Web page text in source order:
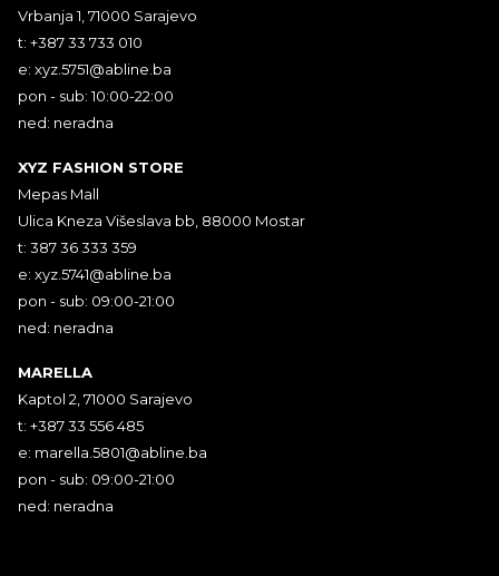
Vrbanja 1, 71000 Sarajevo
t: +387 33 733 010
e: xyz.5751@abline.ba
pon - sub: 10:00-22:00
ned: neradna
XYZ FASHION STORE
Mepas Mall
Ulica Kneza Višeslava bb, 88000 Mostar
t: 387 36 333 359
e: xyz.5741@abline.ba
pon - sub: 09:00-21:00
ned: neradna
MARELLA
Kaptol 2, 71000 Sarajevo
t: +387 33 556 485
e: marella.5801@abline.ba
pon - sub: 09:00-21:00
ned: neradna